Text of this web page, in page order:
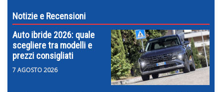
Notizie e Recensioni
Auto ibride 2026: quale
scegliere tra modelli e
prezzi consigliati
7 AGOSTO 2026